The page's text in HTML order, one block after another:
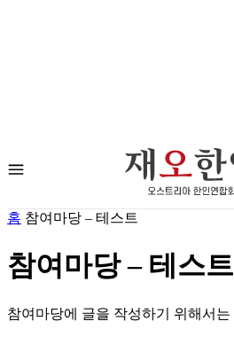
홈 참여마당 – 테스트
참여마당 – 테스트
참여마당에 글을 작성하기 위해서는